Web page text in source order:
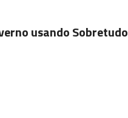
usando Sobretudo